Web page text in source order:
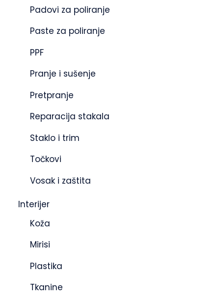
Padovi za poliranje
Paste za poliranje
PPF
Pranje i sušenje
Pretpranje
Reparacija stakala
Staklo i trim
Točkovi
Vosak i zaštita
Interijer
Koža
Mirisi
Plastika
Tkanine